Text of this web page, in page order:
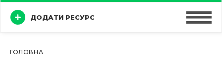
ДОДАТИ РЕСУРС
ГОЛОВНА